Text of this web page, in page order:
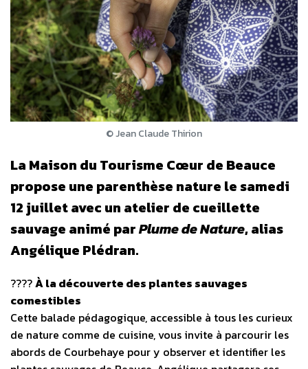
© Jean Claude Thirion
La Maison du Tourisme Cœur de Beauce
propose une parenthèse nature le samedi
12 juillet avec un atelier de cueillette
sauvage animé parPlume de Nature, alias
Angélique Plédran.
????À la découverte des plantes sauvages
comestibles
Cette balade pédagogique, accessible à tous les curieux
de nature comme de cuisine, vous invite à parcourir les
abords de Courbehaye pour y observer et identifier les